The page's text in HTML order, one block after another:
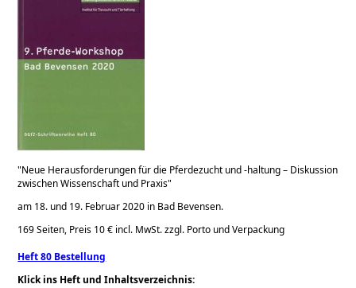
Neue Herausforderungen für die Pferdezucht und -haltung – Diskussion
zwischen Wissenschaft und Praxis
am 18. und 19. Februar 2020 in Bad Bevensen.
169 Seiten, Preis 10 € incl. MwSt. zzgl. Porto und Verpackung
Heft 80 Bestellung
Klick ins Heft und Inhaltsverzeichnis: